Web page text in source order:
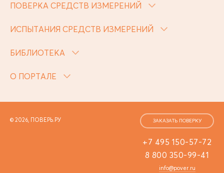
ПОВЕРКА СРЕДСТВ ИЗМЕРЕНИЙ
ИСПЫТАНИЯ СРЕДСТВ ИЗМЕРЕНИЙ
БИБЛИОТЕКА
О ПОРТАЛЕ
© 2026, ПОВЕРЬ.РУ
+7 495 150-57-72
8 800 350-99-41
info@pover.ru
ЗАКАЗАТЬ ПОВЕРКУ